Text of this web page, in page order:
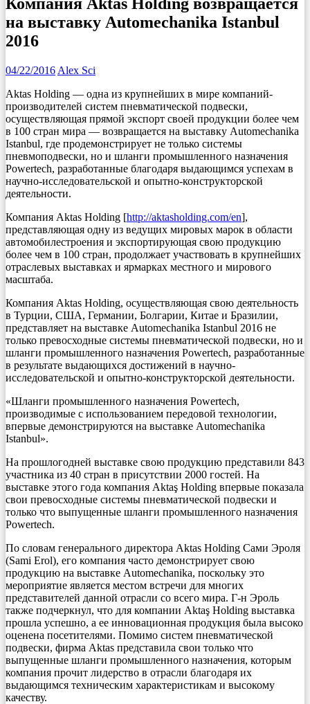
на выставку Automechanika Istanbul
2016
04/22/2016 Alex Sci
Aktas Holding ― одна из крупнейших в мире компаний-
производителей систем пневматической подвески,
осуществляющая прямой экспорт своей продукции более чем
в 100 стран мира ― возвращается на выставку Automechanika
Istanbul, где продемонстрирует не только системы
пневмоподвески, но и шланги промышленного назначения
Powertech, разработанные благодаря выдающимся успехам в
научно-исследовательской и опытно-конструкторской
деятельности.
Компания Aktas Holding [http://aktasholding.com/en],
представляющая одну из ведущих мировых марок в области
автомобилестроения и экспортирующая свою продукцию
более чем в 100 стран, продолжает участвовать в крупнейших
отраслевых выставках и ярмарках местного и мирового
масштаба.
Компания Aktas Holding, осуществляющая свою деятельность
в Турции, США, Германии, Болгарии, Китае и Бразилии,
представляет на выставке Automechanika Istanbul 2016 не
только превосходные системы пневматической подвески, но и
шланги промышленного назначения Powertech, разработанные
в результате выдающихся достижений в научно-
исследовательской и опытно-конструкторской деятельности.
«Шланги промышленного назначения Powertech,
производимые с использованием передовой технологии,
впервые демонстрируются на выставке Automechanika
Istanbul».
На прошлогодней выставке свою продукцию представили 843
участника из 40 стран в присутствии 2000 гостей. На
выставке этого года компания Aktaş Holding впервые показала
свои превосходные системы пневматической подвески и
только что выпущенные шланги промышленного назначения
Powertech.
По словам генерального директора Aktas Holding Сами Эроля
(Sami Erol), его компания часто демонстрирует свою
продукцию на выставке Automechanika, поскольку это
мероприятие является местом встречи для многих
представителей данной отрасли со всего мира. Г-н Эроль
также подчеркнул, что для компании Aktaş Holding выставка
прошла успешно, а ее инновационная продукция была высоко
оценена посетителями. Помимо систем пневматической
подвески, фирма Aktas представила свои только что
выпущенные шланги промышленного назначения, которым
компания прочит лидерство в отрасли благодаря их
выдающимся техническим характеристикам и высокому
качеству.